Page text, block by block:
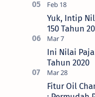
Yuk, Intip
150 Tahun
Ini Nilai
Tahun 2020
Fitur Oil